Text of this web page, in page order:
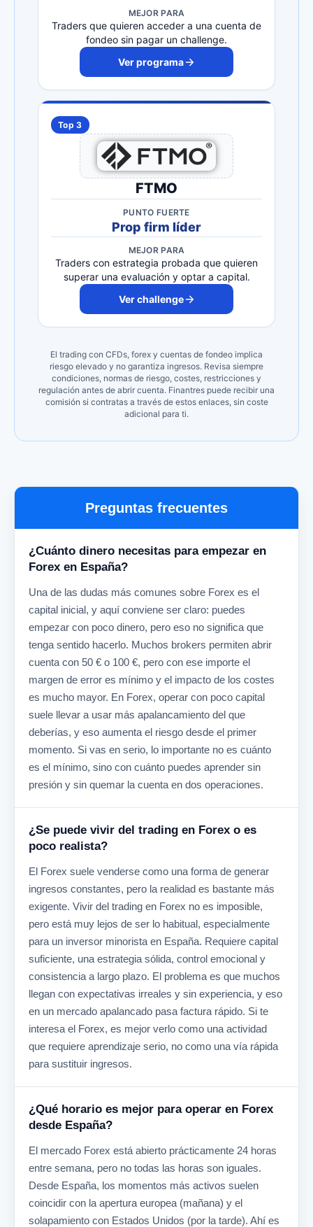
MEJOR PARA
Traders que quieren acceder a una cuenta de
fondeo sin pagar un challenge.
Ver programa
Top 3
FTMO
PUNTO FUERTE
Prop firm líder
MEJOR PARA
Traders con estrategia probada que quieren
superar una evaluación y optar a capital.
Ver challenge
El trading con CFDs, forex y cuentas de fondeo implica
riesgo elevado y no garantiza ingresos. Revisa siempre
condiciones, normas de riesgo, costes, restricciones y
regulación antes de abrir cuenta. Finantres puede recibir una
comisión si contratas a través de estos enlaces, sin coste
adicional para ti.
Preguntas frecuentes
¿Cuánto dinero necesitas para empezar en
Forex en España?
Una de las dudas más comunes sobre Forex es el
capital inicial, y aquí conviene ser claro: puedes
empezar con poco dinero, pero eso no significa que
tenga sentido hacerlo. Muchos brokers permiten abrir
cuenta con 50 € o 100 €, pero con ese importe el
margen de error es mínimo y el impacto de los costes
es mucho mayor. En Forex, operar con poco capital
suele llevar a usar más apalancamiento del que
deberías, y eso aumenta el riesgo desde el primer
momento. Si vas en serio, lo importante no es cuánto
es el mínimo, sino con cuánto puedes aprender sin
presión y sin quemar la cuenta en dos operaciones.
¿Se puede vivir del trading en Forex o es
poco realista?
El Forex suele venderse como una forma de generar
ingresos constantes, pero la realidad es bastante más
exigente. Vivir del trading en Forex no es imposible,
pero está muy lejos de ser lo habitual, especialmente
para un inversor minorista en España. Requiere capital
suficiente, una estrategia sólida, control emocional y
consistencia a largo plazo. El problema es que muchos
llegan con expectativas irreales y sin experiencia, y eso
en un mercado apalancado pasa factura rápido. Si te
interesa el Forex, es mejor verlo como una actividad
que requiere aprendizaje serio, no como una vía rápida
para sustituir ingresos.
¿Qué horario es mejor para operar en Forex
desde España?
El mercado Forex está abierto prácticamente 24 horas
entre semana, pero no todas las horas son iguales.
Desde España, los momentos más activos suelen
coincidir con la apertura europea (mañana) y el
solapamiento con Estados Unidos (por la tarde). Ahí es